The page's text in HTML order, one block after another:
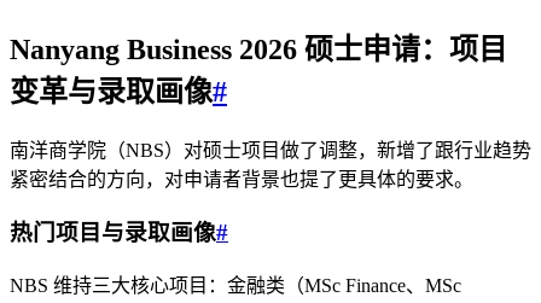
Nanyang Business 2026 硕士申请：项目
变革与录取画像#
南洋商学院（NBS）对硕士项目做了调整，新增了跟行业趋势
紧密结合的方向，对申请者背景也提了更具体的要求。
热门项目与录取画像#
NBS 维持三大核心项目：金融类（MSc Finance、MSc